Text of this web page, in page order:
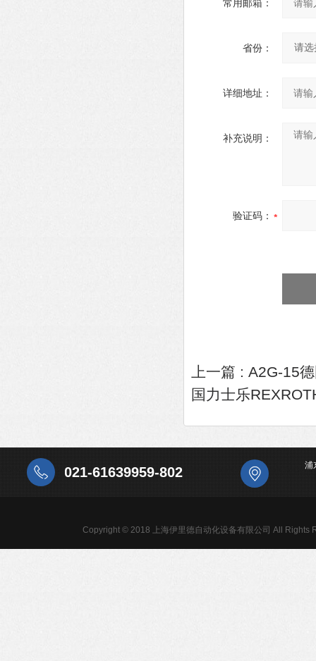
常用邮箱：
省份：
详细地址：
补充说明：
验证码：
上一篇 : A2G-15
国力士乐
021-61639959-802 浦
Copyright © 2018 上海伊里德自动化设备有限公司 All Rights